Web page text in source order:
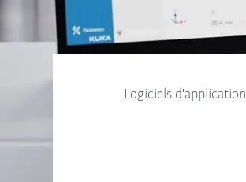
Logiciels d'application